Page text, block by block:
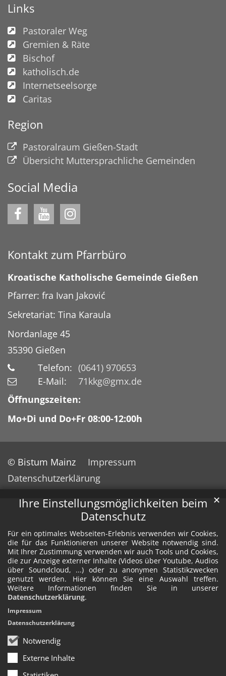
Ihre Einstellungsmöglichkeiten beim
Datenschutz
Für ein optimales Webseiten-Erlebnis verwenden wir Cookies,
die für das Funktionieren unserer Website notwendig sind.
Mit Ihrer Zustimmung verwenden wir auch Tools und Cookies,
die zur Anzeige externer Inhalte (Videos über Youtube, Audios
über Soundcloud, ...) oder zu anonymen Statistikzwecken
genutzt werden. Hier können Sie eine Auswahl treffen.
Weitere Informationen finden Sie in unserer
Datenschutzerklärung.
Notwendig
Externe Inhalte
✕
Impressum
Datenschutzerklärung
Links
Pastoraler Weg
Gremien & Räte
Bischof
katholisch.de
Internetseelsorge
Caritas
Region
Pastoralraum Gießen-Stadt
Übersicht Muttersprachliche Gemeinden
Social Media
Kontakt zum Pfarrbüro
Kroatische Katholische Gemeinde Gießen
Pfarrer: fra Ivan Jaković
Sekretariat: Tina Karaula
Nordanlage 45
35390 Gießen
Telefon: (0641) 970653
E-Mail:
71kkg@gmx.de
Öffnungszeiten:
Mo+Di und Do+Fr 08:00-12:00h
© Bistum Mainz
Impressum
Datenschutzerklärung